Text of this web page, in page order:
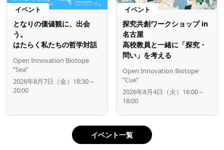
イベント
となりの価値観に、出会
う。
はたらく私たちの哲学対話
Open Innovation Biotope
“Sea”
2026年8月7日（金）18:30～
20:00
イベント
探究共創ワークショップ in
名古屋
高校教員と一緒に「探究・
問い」を考える
Open Innovation Biotope
”Cue”
2026年8月4日（火）16:00～
18:00
イベント一覧